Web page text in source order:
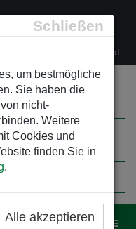
Schließen
um bestmögliche
Sie haben die
nicht-
Weitere
Cookies und
finden Sie in
.
Alle akzeptieren
00 office@leso.at